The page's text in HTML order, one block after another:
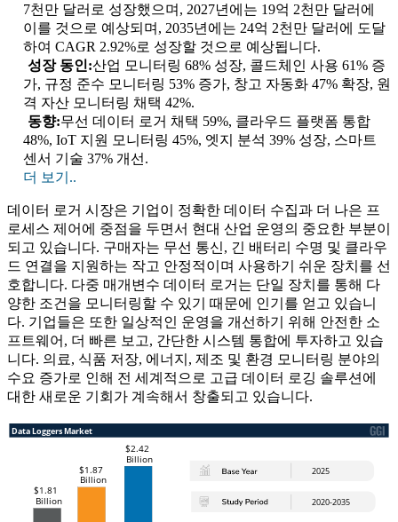
7천만 달러로 성장했으며, 2027년에는 19억 2천만 달러에
이를 것으로 예상되며, 2035년에는 24억 2천만 달러에 도달
하여 CAGR 2.92%로 성장할 것으로 예상됩니다.
성장 동인:산업 모니터링 68% 성장, 콜드체인 사용 61% 증
가, 규정 준수 모니터링 53% 증가, 창고 자동화 47% 확장, 원
격 자산 모니터링 채택 42%.
동향:무선 데이터 로거 채택 59%, 클라우드 플랫폼 통합
48%, IoT 지원 모니터링 45%, 엣지 분석 39% 성장, 스마트
센서 기술 37% 개선.
더 보기..
데이터 로거 시장은 기업이 정확한 데이터 수집과 더 나은 프
로세스 제어에 중점을 두면서 현대 산업 운영의 중요한 부분이
되고 있습니다. 구매자는 무선 통신, 긴 배터리 수명 및 클라우
드 연결을 지원하는 작고 안정적이며 사용하기 쉬운 장치를 선
호합니다. 다중 매개변수 데이터 로거는 단일 장치를 통해 다
양한 조건을 모니터링할 수 있기 때문에 인기를 얻고 있습니
다. 기업들은 또한 일상적인 운영을 개선하기 위해 안전한 소
프트웨어, 더 빠른 보고, 간단한 시스템 통합에 투자하고 있습
니다. 의료, 식품 저장, 에너지, 제조 및 환경 모니터링 분야의
수요 증가로 인해 전 세계적으로 고급 데이터 로깅 솔루션에
대한 새로운 기회가 계속해서 창출되고 있습니다.